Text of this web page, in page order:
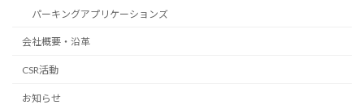
パーキングアプリケーションズ
会社概要・沿革
CSR活動
お知らせ